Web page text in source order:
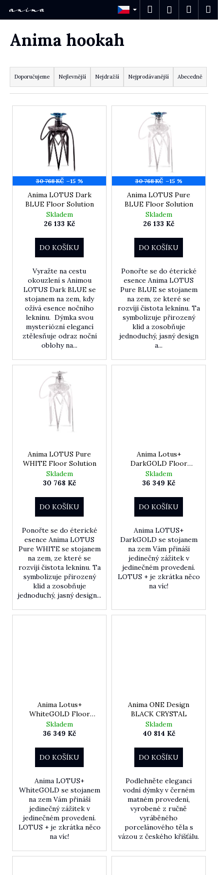
HledatPřihlášení
Anima hookah
Doporučujeme Nejlevnější Nejdražší Nejprodávanější Abecedně
Výpis produktů
30 768 KČ –15 %
Anima LOTUS Dark
BLUE Floor Solution
Skladem
26 133 Kč
DO KOŠÍKU
Vyražte na cestu
okouzlení s Animou
LOTUS Dark BLUE se
stojanem na zem, kdy
ožívá esence nočního
leknínu. Dýmka svou
mysteriózní elegancí
ztělesňuje odraz noční
oblohy na...
30 768 KČ –15 %
Anima LOTUS Pure
BLUE Floor Solution
Skladem
26 133 Kč
DO KOŠÍKU
Ponořte se do éterické
esence Anima LOTUS
Pure BLUE se stojanem
na zem, ze které se
rozvíjí čistota leknínu. Ta
symbolizuje přirozený
klid a zosobňuje
jednoduchý, jasný design
a...
Anima LOTUS Pure
WHITE Floor Solution
Skladem
30 768 Kč
DO KOŠÍKU
Ponořte se do éterické
esence Anima LOTUS
Pure WHITE se stojanem
na zem, ze které se
rozvíjí čistota leknínu. Ta
symbolizuje přirozený
klid a zosobňuje
jednoduchý, jasný design...
Anima Lotus+
DarkGOLD Floor
Solution
Skladem
36 349 Kč
DO KOŠÍKU
Anima LOTUS+
DarkGOLD se stojanem
na zem Vám přináší
jedinečný zážitek v
jedinečném provedení.
LOTUS + je zkrátka něco
na víc!
Anima Lotus+
WhiteGOLD Floor
Solution
Skladem
36 349 Kč
DO KOŠÍKU
Anima LOTUS+
WhiteGOLD se stojanem
na zem Vám přináší
jedinečný zážitek v
jedinečném provedení.
LOTUS + je zkrátka něco
na víc!
Anima ONE Design
BLACK CRYSTAL
Skladem
40 814 Kč
DO KOŠÍKU
Podlehněte eleganci
vodní dýmky v černém
matném provedení,
vyrobené z ručně
vyráběného
porcelánového těla s
vázou z českého křišťálu.
C
p
o
t
ř
e
a
u